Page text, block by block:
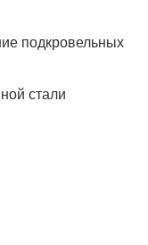
подкровельных
стали